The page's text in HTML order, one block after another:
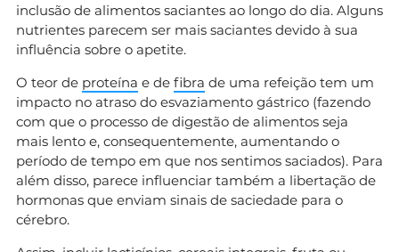
inclusão de alimentos saciantes ao longo do dia. Alguns
nutrientes parecem ser mais saciantes devido à sua
influência sobre o apetite.
O teor de proteína e de fibra de uma refeição tem um
impacto no atraso do esvaziamento gástrico (fazendo
com que o processo de digestão de alimentos seja
mais lento e, consequentemente, aumentando o
período de tempo em que nos sentimos saciados). Para
além disso, parece influenciar também a libertação de
hormonas que enviam sinais de saciedade para o
cérebro.